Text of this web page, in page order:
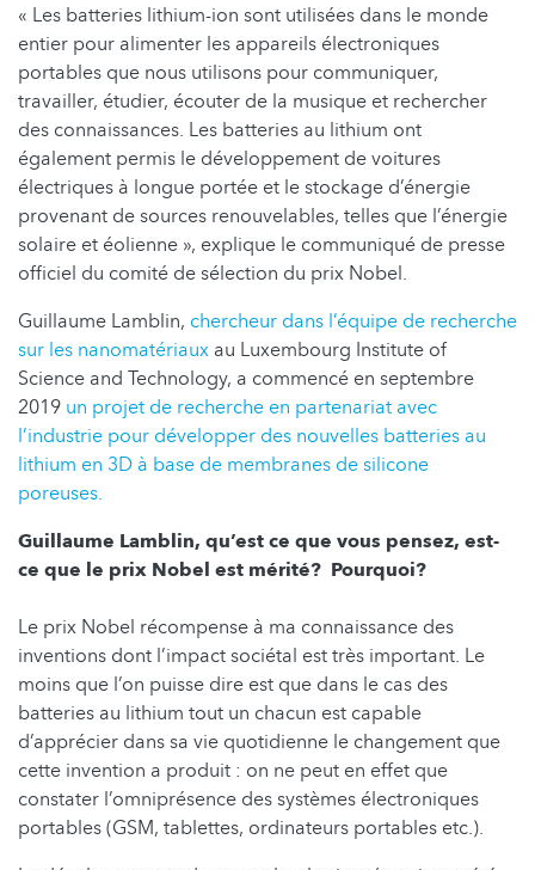
« Les batteries lithium-ion sont utilisées dans le monde
entier pour alimenter les appareils électroniques
portables que nous utilisons pour communiquer,
travailler, étudier, écouter de la musique et rechercher
des connaissances. Les batteries au lithium ont
également permis le développement de voitures
électriques à longue portée et le stockage d’énergie
provenant de sources renouvelables, telles que l’énergie
solaire et éolienne », explique le communiqué de presse
officiel du comité de sélection du prix Nobel.
Guillaume Lamblin, chercheur dans l’équipe de recherche
sur les nanomatériaux au Luxembourg Institute of
Science and Technology, a commencé en septembre
2019 un projet de recherche en partenariat avec
l’industrie pour développer des nouvelles batteries au
lithium en 3D à base de membranes de silicone
poreuses.
Guillaume Lamblin, qu’est ce que vous pensez, est-
ce que le prix Nobel est mérité? Pourquoi?
Le prix Nobel récompense à ma connaissance des
inventions dont l’impact sociétal est très important. Le
moins que l’on puisse dire est que dans le cas des
batteries au lithium tout un chacun est capable
d’apprécier dans sa vie quotidienne le changement que
cette invention a produit : on ne peut en effet que
constater l’omniprésence des systèmes électroniques
portables (GSM, tablettes, ordinateurs portables etc.).